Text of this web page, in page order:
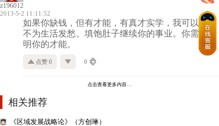
z196012
2013-5-2 11:11:52
如果你缺钱，但有才能，有真才实学，我可以让你
不为生活发愁。填饱肚子继续你的事业。你需要证
明你的才能。
点赞 0 0
点击查看更多内容…
相关推荐
《区域发展战略论》（方创琳）